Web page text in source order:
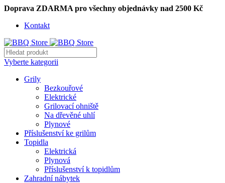
Doprava ZDARMA pro všechny objednávky nad 2500 Kč
Kontakt
Vyberte kategorii
Grily
Bezkouřové
Elektrické
Grilovací ohniště
Na dřevěné uhlí
Plynové
Příslušenství ke grilům
Topidla
Elektrická
Plynová
Příslušenství k topidlům
Zahradní nábytek